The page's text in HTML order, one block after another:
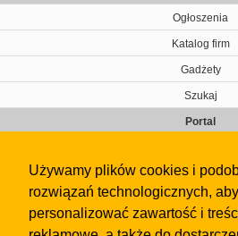
Używamy plików cookies i
rozwiązań technologicznych, aby
personalizować zawartość i
Ogłoszenia
Katalog firm
Gadżety
Szukaj
Portal
Kontakt
Regulamin